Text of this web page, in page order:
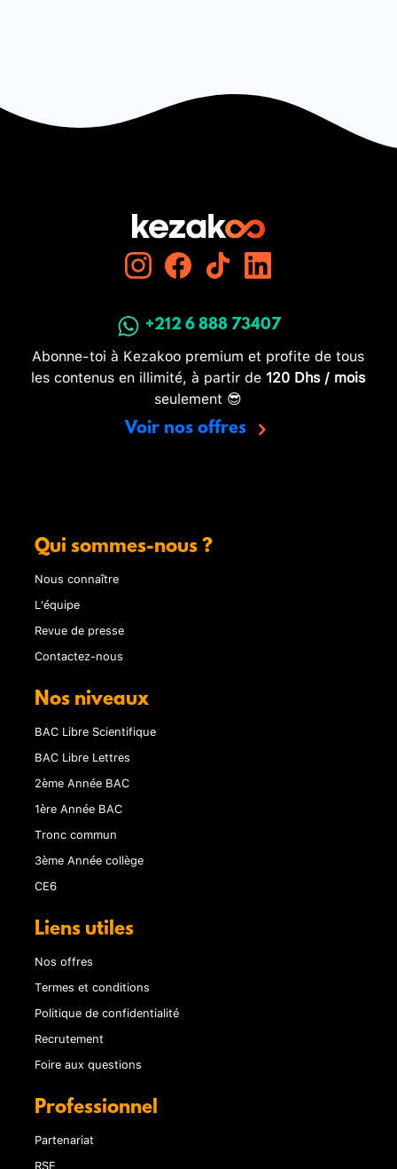
+212 6 888 73407
Abonne-toi à Kezakoo premium et profite de tous
les contenus en illimité, à partir de 120 Dhs / mois
seulement 😎
Voir nos offres
Qui sommes-nous ?
Nous connaître
L'équipe
Revue de presse
Contactez-nous
Nos niveaux
BAC Libre Scientifique
BAC Libre Lettres
2ème Année BAC
1ère Année BAC
Tronc commun
3ème Année collège
CE6
Liens utiles
Nos offres
Termes et conditions
Politique de confidentialité
Recrutement
Foire aux questions
Professionnel
Partenariat
RSE